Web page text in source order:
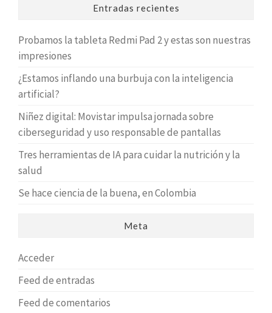
Entradas recientes
Probamos la tableta Redmi Pad 2 y estas son nuestras
impresiones
¿Estamos inflando una burbuja con la inteligencia
artificial?
Niñez digital: Movistar impulsa jornada sobre
ciberseguridad y uso responsable de pantallas
Tres herramientas de IA para cuidar la nutrición y la
salud
Se hace ciencia de la buena, en Colombia
Meta
Acceder
Feed de entradas
Feed de comentarios